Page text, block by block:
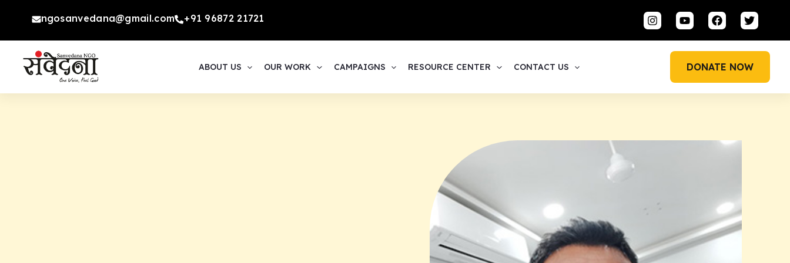
content
ngosanvedana@gmail.com +91 96872 21721
ABOUT US OUR WORK CAMPAIGNS RESOURCE CENTER CONTACT US DONATE NOW